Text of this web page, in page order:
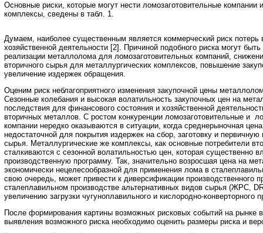
Основные риски, которые могут нести ломозаготовительные компании
комплексы, сведены в табл. 1.
Думаем, наиболее существенным является коммерческий риск потерь
хозяйственной деятельности [2]. Причиной подобного риска могут
реализации металлолома для ломозаготовительных компаний,
вторичного сырья для металлургических комплексов, повышение
увеличение издержек обращения.
Оценим риск неблагоприятного изменения закупочной цены
Сезонные колебания и высокая волатильность закупочных цен на
последствия для финансового состояния и хозяйственной
вторичных металлов. С ростом конкуренции ломозаготовительные и
компании нередко оказываются в ситуации, когда среднерыночная
недостаточной для покрытия издержек на сбор, заготовку и первичную
сырья. Металлургические же комплексы, как основные потребители
сталкиваются с сезонной волатильностью цен, которая существенно
производственную программу. Так, значительно возросшая цена на
экономически нецелесообразной для применения лома в
свою очередь, может привести к диверсификации производственного
сталеплавильном производстве альтернативных видов сырья (ЖРС,
увеличению загрузки чугуноплавильного и кислородно-конверторного
После формирования картины возможных рисковых событий на рынке
выявления возможного риска необходимо оценить размеры риска и